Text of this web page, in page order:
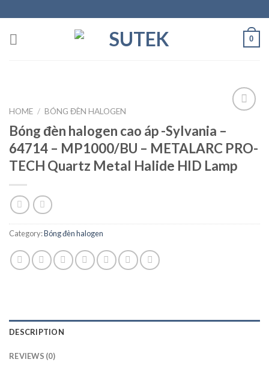
to
content
0
Add to
Wishlist
HOME / BÓNG ĐÈN HALOGEN
Bóng đèn halogen cao áp -Sylvania –
64714 – MP1000/BU – METALARC PRO-
TECH Quartz Metal Halide HID Lamp
Category:Bóng đèn halogen
DESCRIPTION
REVIEWS (0)